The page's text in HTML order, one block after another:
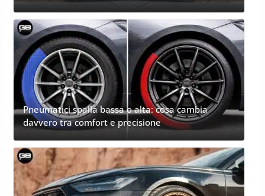
Pneumatici spalla bassa o alta: cosa cambia
davvero tra comfort e precisione